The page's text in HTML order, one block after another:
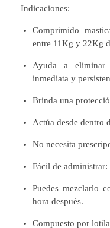
Indicaciones:
Comprimido
entre 11Kg y 22Kg
Ayuda a eliminar
inmediata y
Brinda una
Actúa desde dentro
No necesita
Fácil de
Puedes mezclarlo
hora después.
Compuesto por